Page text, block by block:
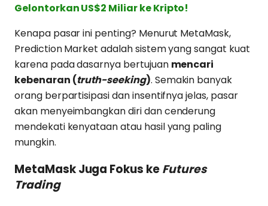
Gelontorkan US$2 Miliar ke Kripto!
Kenapa pasar ini penting? Menurut MetaMask,
Prediction Market adalah sistem yang sangat kuat
karena pada dasarnya bertujuan mencari
kebenaran (truth-seeking). Semakin banyak
orang berpartisipasi dan insentifnya jelas, pasar
akan menyeimbangkan diri dan cenderung
mendekati kenyataan atau hasil yang paling
mungkin.
MetaMask Juga Fokus keFutures
Trading